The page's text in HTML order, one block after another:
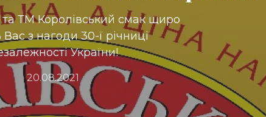
та ТМ Королівський смак щиро
Вас з нагоди 30-ї річниці
України!
20.08.2021